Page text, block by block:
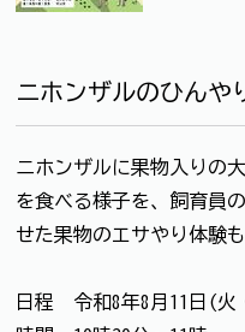
ニホンザルのひんや
ニホンザルに果物入りの
を食べる様子を、飼育員
せた果物のエサやり体験も
日程 令和8年8月11日(